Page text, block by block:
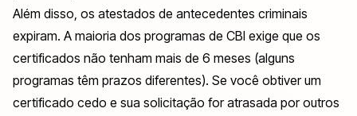
Além disso, os atestados de antecedentes criminais
expiram. A maioria dos programas de CBI exige que os
certificados não tenham mais de 6 meses (alguns
programas têm prazos diferentes). Se você obtiver um
certificado cedo e sua solicitação for atrasada por outros